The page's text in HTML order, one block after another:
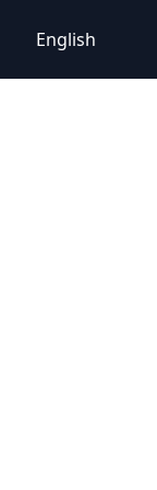
English